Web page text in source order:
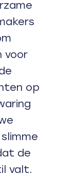
voor
op
de
valt.